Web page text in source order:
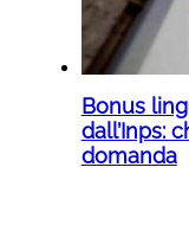
Bonus
dall’Inps:
domanda